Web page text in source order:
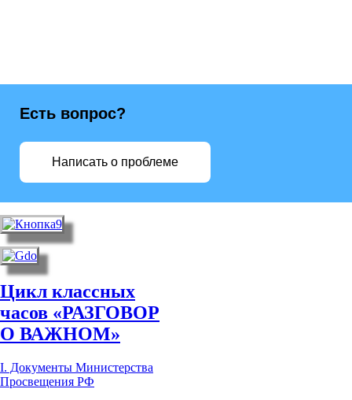
Есть вопрос?
Написать о проблеме
Цикл классных
часов «РАЗГОВОР
О ВАЖНОМ»
I. Документы Министерства
Просвещения РФ